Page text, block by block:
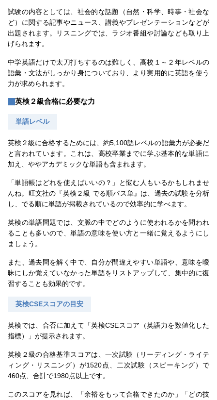
試験の内容としては、社会的な話題（自然・科学、時事・社会な
ど）に関する記事やニュース、講義やプレゼンテーションなどが
出題されます。リスニングでは、ラジオ番組や討論なども取り上
げられます。
中学英語だけで太刀打ちするのは難しく、高校１～２年レベルの
語彙・文法がしっかり身についており、より実用的に英語を使う
力が求められます。
英検２級合格に必要な力
単語レベル
英検２級に合格するためには、約5,100語レベルの語彙力が必要だ
と言われています。これは、高校卒業までに学ぶ基本的な単語に
加え、ややアカデミックな単語も含まれます。
「単語帳はどれを使えばいいの？」と悩む人もいるかもしれませ
んね。旺文社の『英検２級 でる順パス単』は、過去の試験を分析
し、でる順に単語が掲載されているので効率的に学べます。
英検の単語問題では、文脈の中でどのように使われるかを問われ
ることも多いので、単語の意味を使い方と一緒に覚えるようにし
ましょう。
また、過去問を解く中で、自分が間違えやすい単語や、意味を曖
昧にしか覚えていなかった単語をリストアップして、集中的に復
習することも効果的です。
英検CSEスコアの目安
英検では、合否に加えて「英検CSEスコア（英語力を数値化した
指標）」が提示されます。
英検２級の合格基準スコアは、一次試験（リーディング・ライテ
ィング・リスニング）が1520点、二次試験（スピーキング）で
460点、合計で1980点以上です。
このスコアを見れば、「余裕をもって合格できたのか」「どの技